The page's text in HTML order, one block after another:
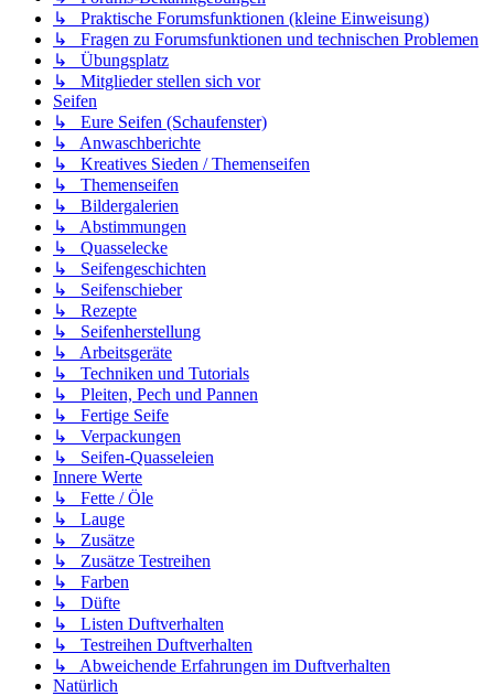
↳ Praktische Forumsfunktionen (kleine Einweisung)
↳ Fragen zu Forumsfunktionen und technischen Problemen
↳ Übungsplatz
↳ Mitglieder stellen sich vor
Seifen
↳ Eure Seifen (Schaufenster)
↳ Anwaschberichte
↳ Kreatives Sieden / Themenseifen
↳ Themenseifen
↳ Bildergalerien
↳ Abstimmungen
↳ Quasselecke
↳ Seifengeschichten
↳ Seifenschieber
↳ Rezepte
↳ Seifenherstellung
↳ Arbeitsgeräte
↳ Techniken und Tutorials
↳ Pleiten, Pech und Pannen
↳ Fertige Seife
↳ Verpackungen
↳ Seifen-Quasseleien
Innere Werte
↳ Fette / Öle
↳ Lauge
↳ Zusätze
↳ Zusätze Testreihen
↳ Farben
↳ Düfte
↳ Listen Duftverhalten
↳ Testreihen Duftverhalten
↳ Abweichende Erfahrungen im Duftverhalten
Natürlich